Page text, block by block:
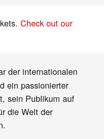
Check out our
der internationalen
ein passionierter
sein Publikum auf
die Welt der